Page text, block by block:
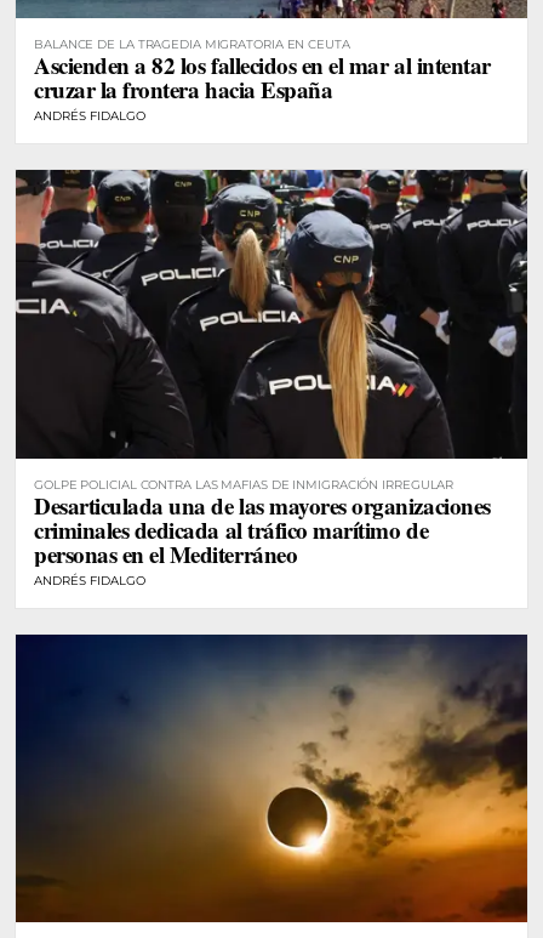
BALANCE DE LA TRAGEDIA MIGRATORIA EN CEUTA
Ascienden a 82 los fallecidos en el mar al intentar
cruzar la frontera hacia España
ANDRÉS FIDALGO
GOLPE POLICIAL CONTRA LAS MAFIAS DE INMIGRACIÓN IRREGULAR
Desarticulada una de las mayores organizaciones
criminales dedicada al tráfico marítimo de
personas en el Mediterráneo
ANDRÉS FIDALGO